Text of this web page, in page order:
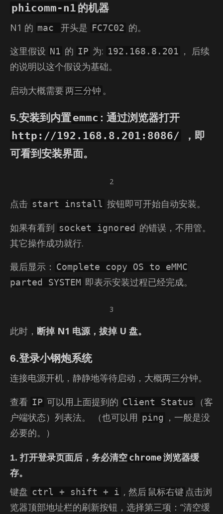
phicomm-n1 的机器
N1 的 mac 开头是 FC7C02 的。
这里假设 N1 的 IP 为: 192.168.8.201 ， 后续
的说明以这个假设为基础。
启动大概需要两三分钟 。
5.安装到内置emmc : 通过浏览器打开
http://192.168.8.201:8086/
，即
可看到安装界面。
2
点击 start install 按钮即可开始自动安装。
如果有看到 socket ignored 的错误，不用管。
其它操作成功就行.
最后显示： Complete copy OS to eMMC
parted SYSTEM 即表示安装过程已经完成。
3
此时， 断掉 N1 电源，拔掉 U 盘。
6.登录小钢炮系统
连接电源开机，静静地等待启动，大概两三分钟。
查看 IP 可以用上面提到的 Client Status
（客
户端状态）列表法。 （也可以用 ping ，一般是没
必要的。）
1. 打开登录页面后，务必清空 chrome 浏览器缓
存。
键盘 ctrl + shift + i , 然后 鼠标右键 点击浏
览器顶部地址栏的刷新按钮，选择第三项：“清空缓